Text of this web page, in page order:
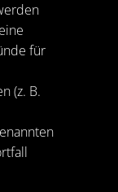
für
(z. B.